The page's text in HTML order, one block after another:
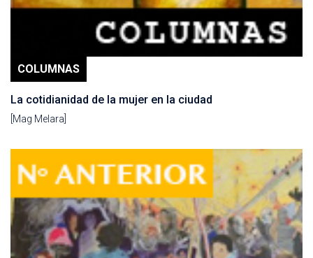
COLUMNAS
La cotidianidad de la mujer en la ciudad
[Mag Melara]